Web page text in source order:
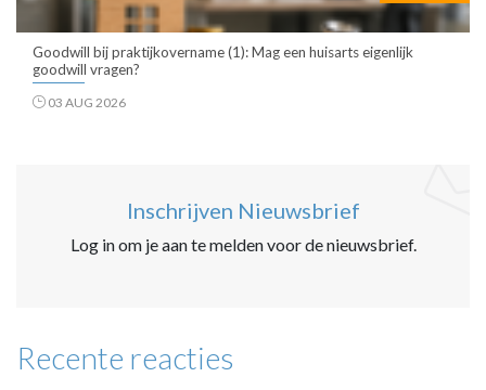
Goodwill bij praktijkovername (1): Mag een huisarts eigenlijk
goodwill vragen?
03 AUG 2026
Inschrijven Nieuwsbrief
Log in om je aan te melden voor de nieuwsbrief.
Recente reacties